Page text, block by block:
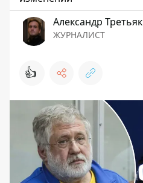
Александр Третьяк
ЖУРНАЛИСТ
👍